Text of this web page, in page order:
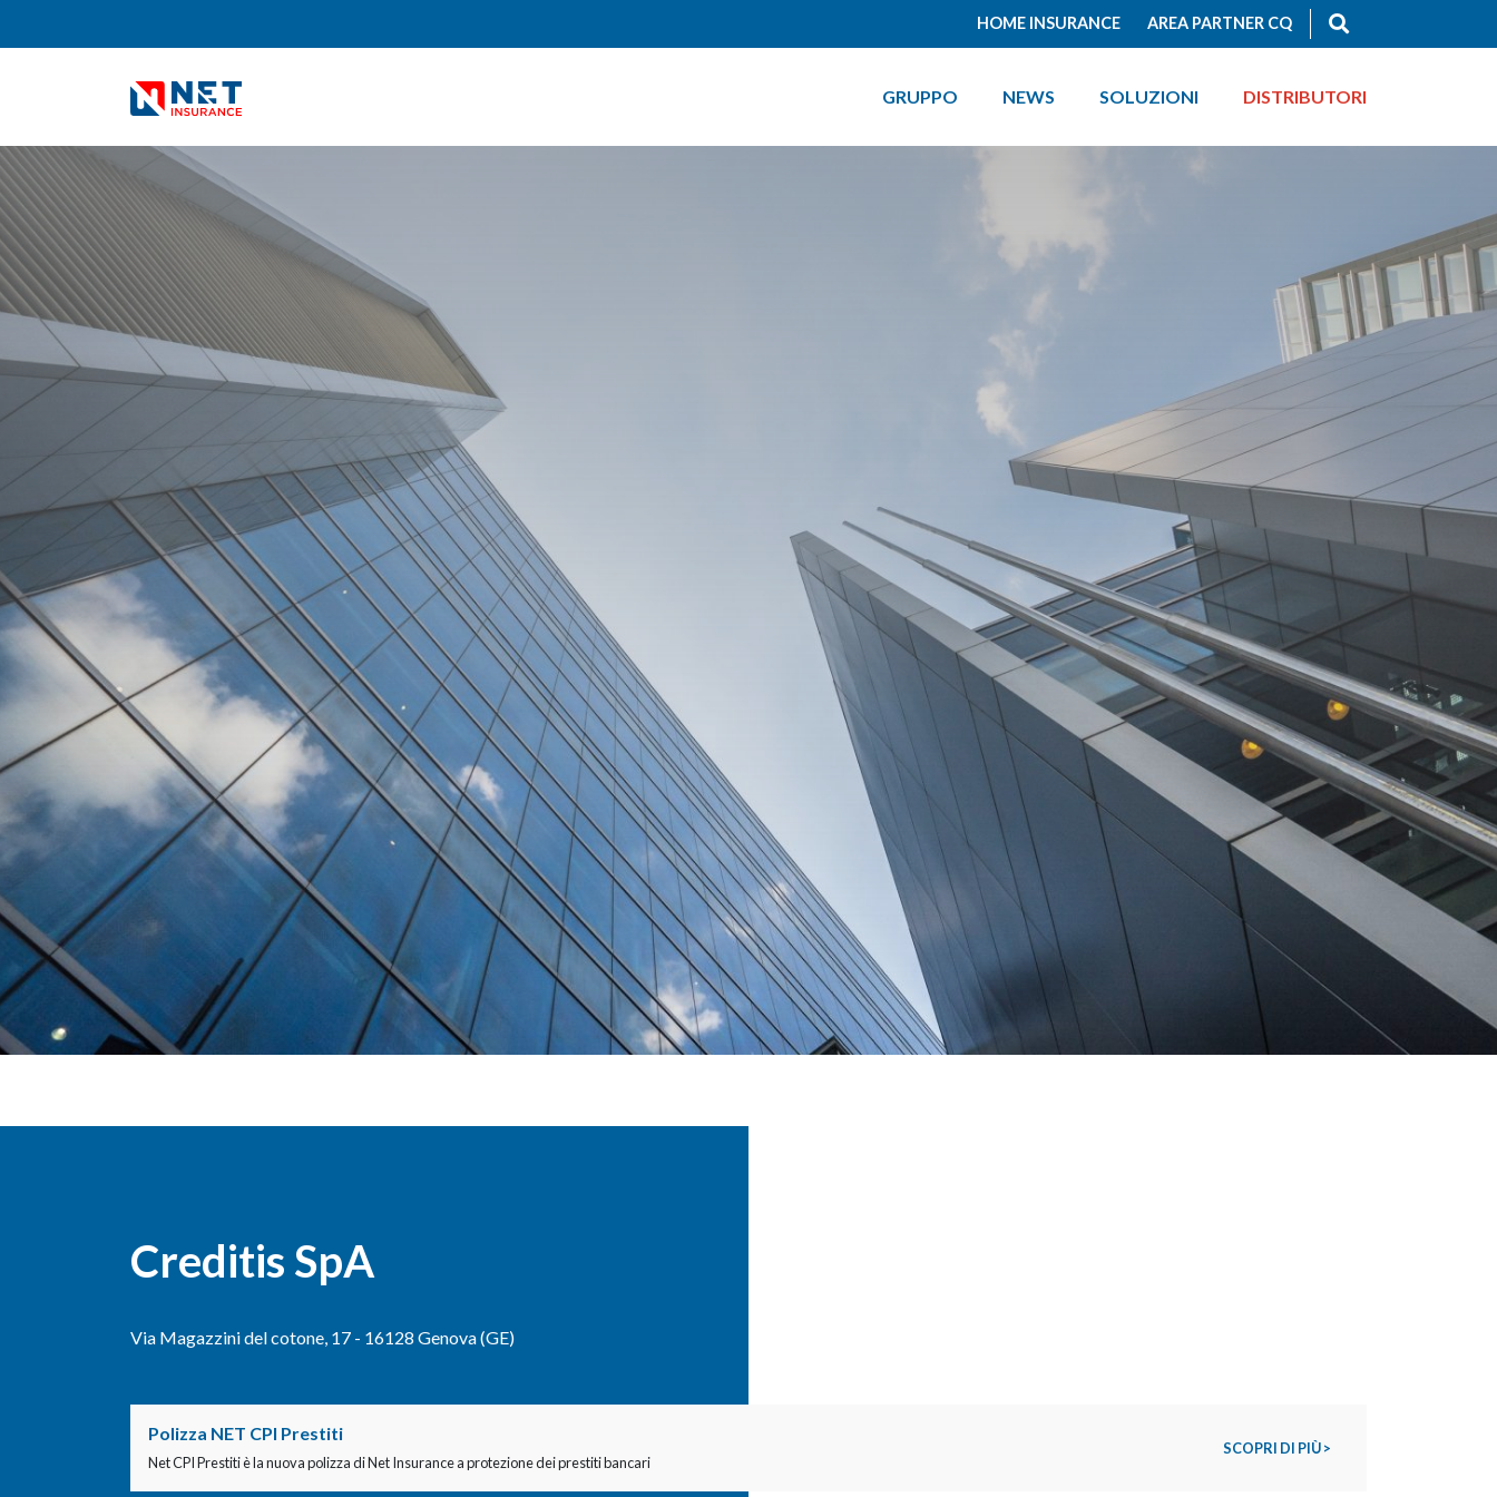
HOME INSURANCE AREA PARTNER CQ
GRUPPO NEWS SOLUZIONI DISTRIBUTORI
Creditis SpA
Via Magazzini del cotone, 17 - 16128 Genova (GE)
Polizza NET CPI Prestiti
Net CPI Prestiti è la nuova polizza di Net Insurance a protezione dei prestiti bancari
SCOPRI DI PIÙ >